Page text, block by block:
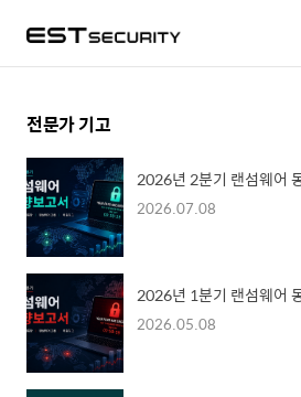
전문가 기고
2026년 2분기 랜섬웨어
2026.07.08
2026년 1분기 랜섬웨어
2026.05.08